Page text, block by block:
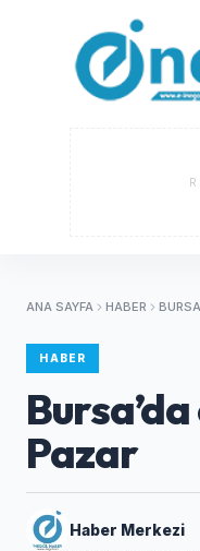
ANA SAYFA HABER
HABER
Pazar
Haber Merkezi